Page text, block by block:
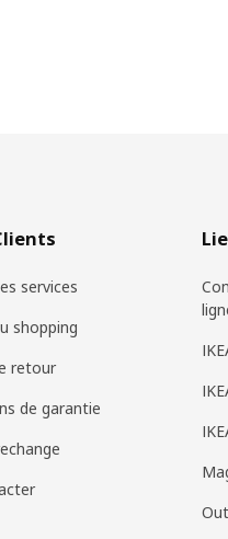
services
shopping
retour
de garantie